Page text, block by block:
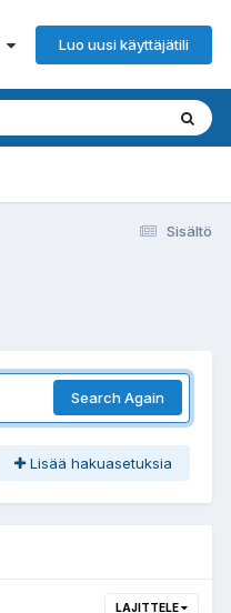
Luo uusi käyttäjätili
Sisältö
Search Again
Lisää hakuasetuksia
LAJITTELE